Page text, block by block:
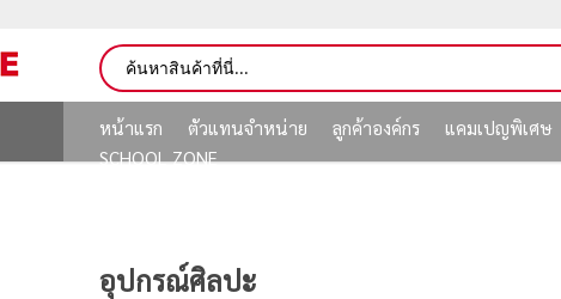
หน้าแรก ตัวแทนจำหน่าย ลูกค้าองค์กร แคมเปญพิเศษ
SCHOOL ZONE
อุปกรณ์ศิลปะ